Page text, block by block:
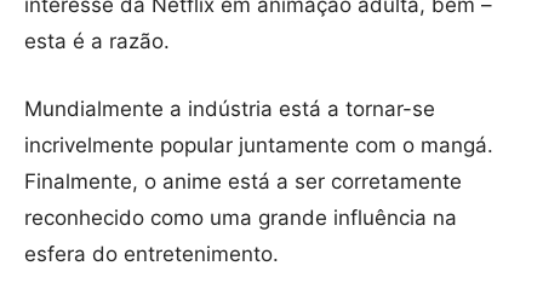
interesse da Netflix em animação adulta, bem –
esta é a razão.
Mundialmente a indústria está a tornar-se
incrivelmente popular juntamente com o mangá.
Finalmente, o anime está a ser corretamente
reconhecido como uma grande influência na
esfera do entretenimento.